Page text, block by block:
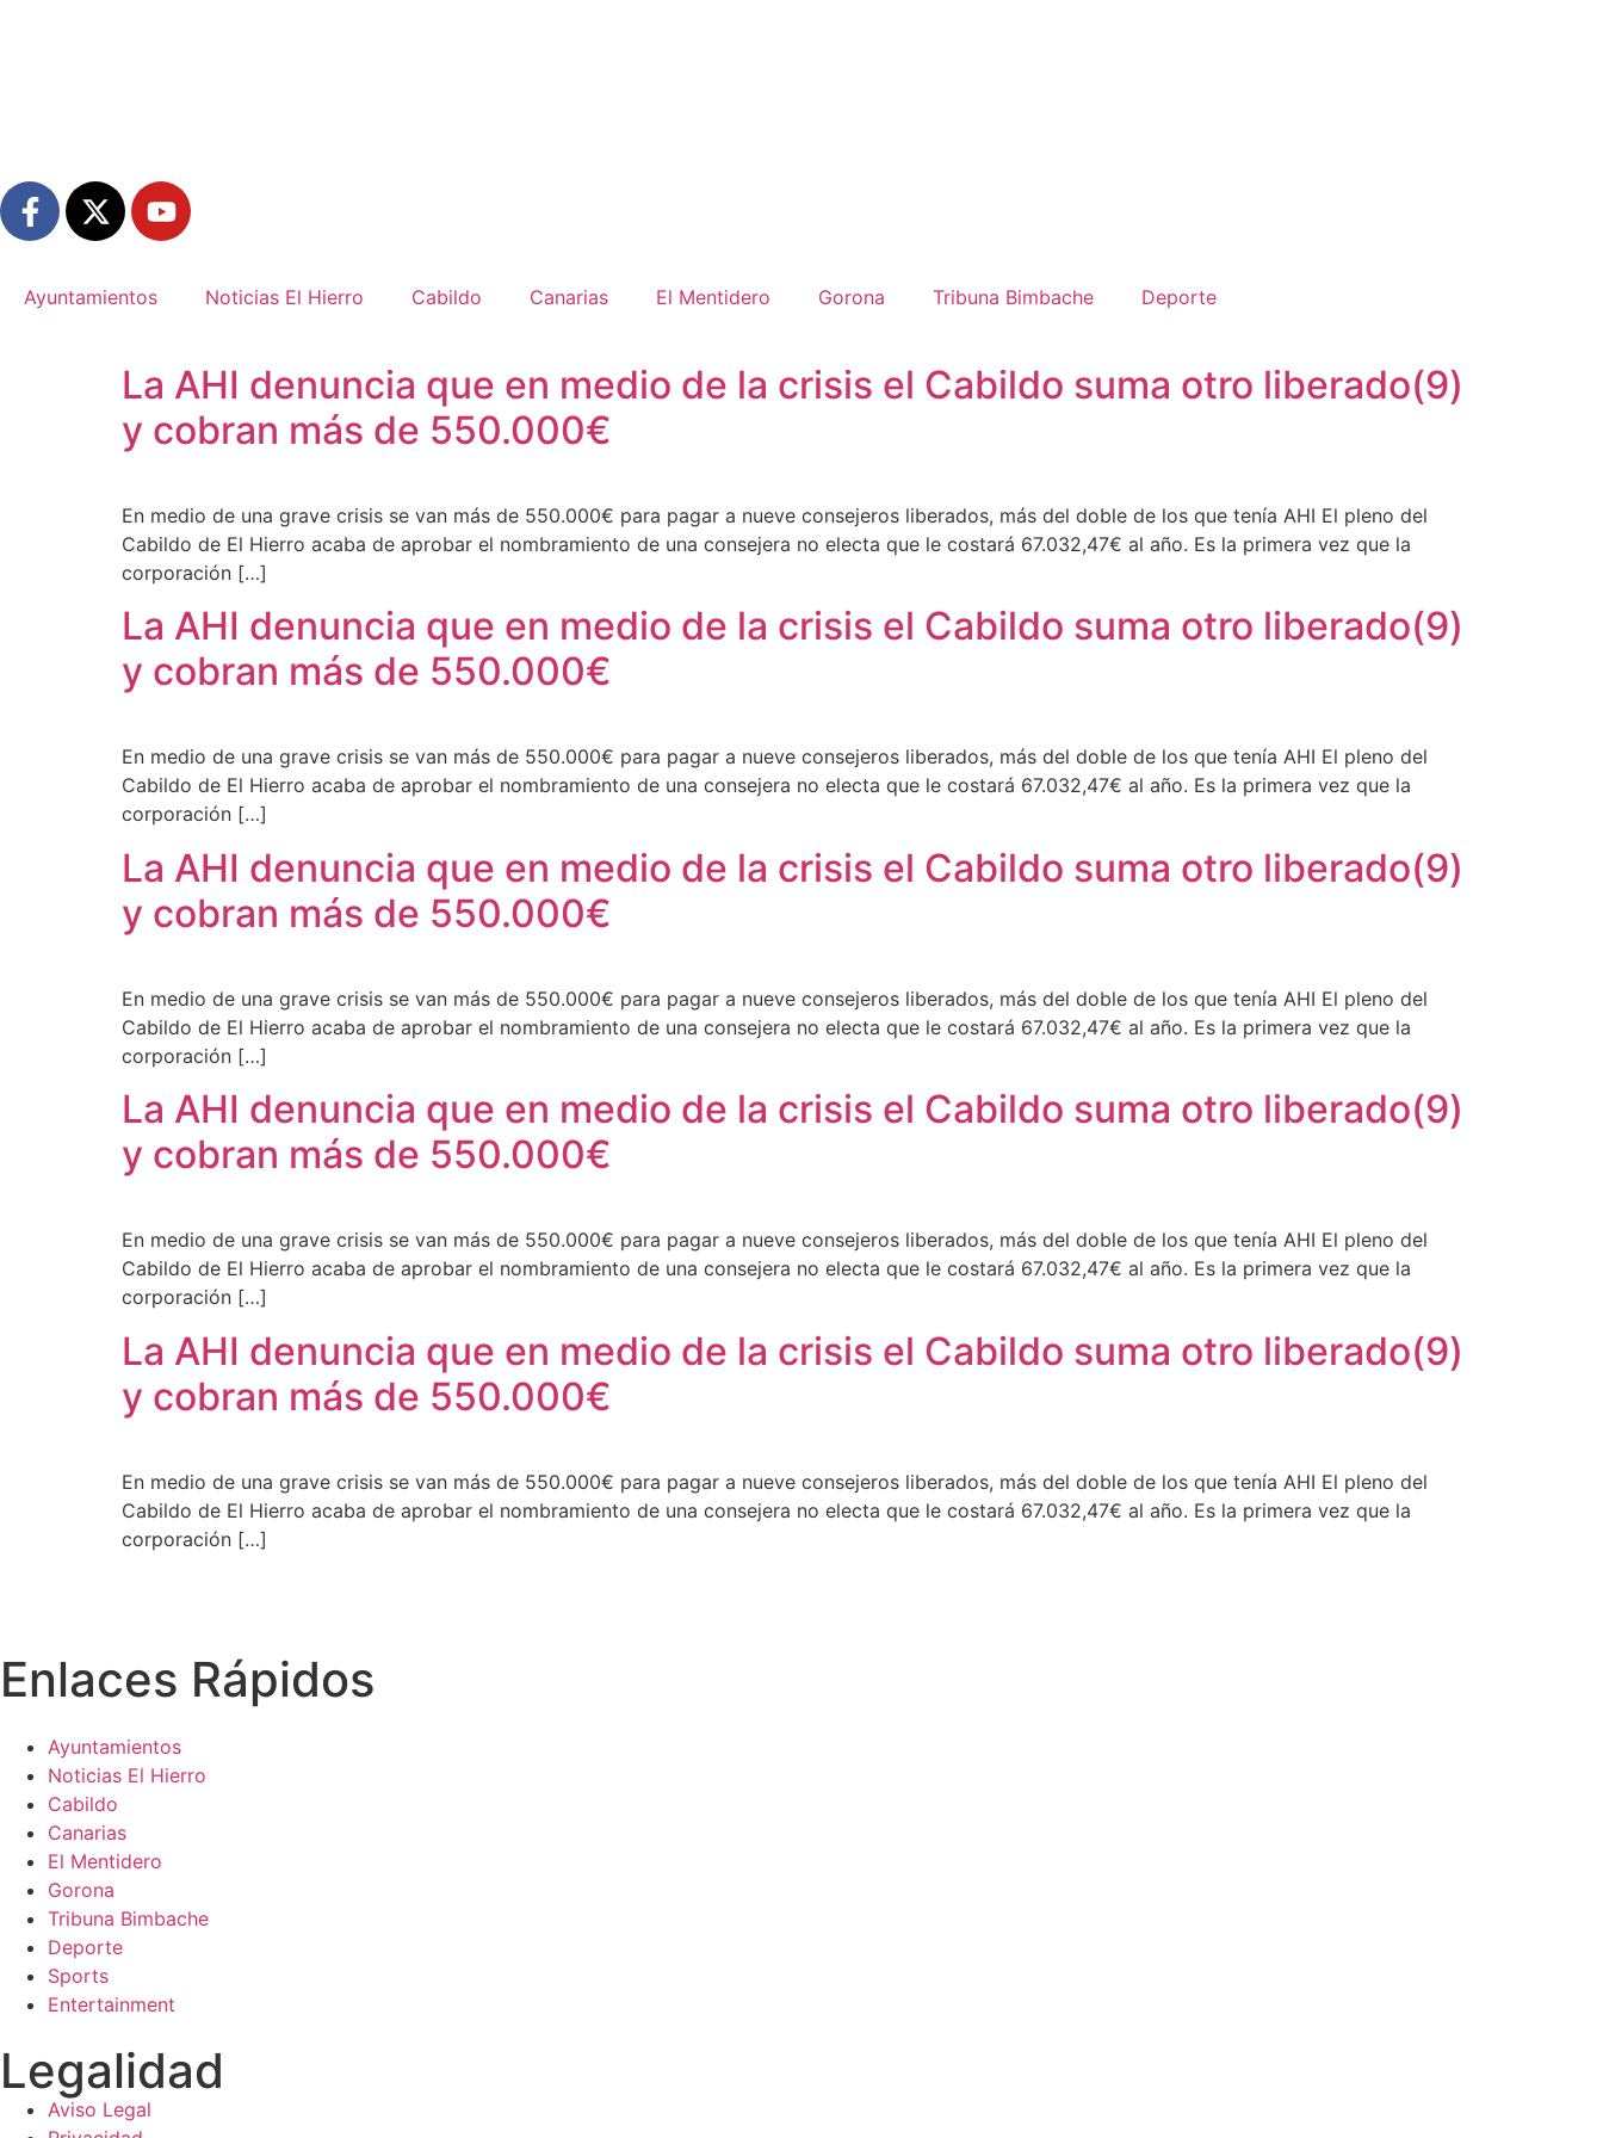
Ayuntamientos Noticias El Hierro Cabildo Canarias El Mentidero Gorona Tribuna Bimbache Deporte
La AHI denuncia que en medio de la crisis el Cabildo suma otro liberado(9)
y cobran más de 550.000€
En medio de una grave crisis se van más de 550.000€ para pagar a nueve consejeros liberados, más del doble de los que tenía AHI El pleno del
Cabildo de El Hierro acaba de aprobar el nombramiento de una consejera no electa que le costará 67.032,47€ al año. Es la primera vez que la
corporación […]
La AHI denuncia que en medio de la crisis el Cabildo suma otro liberado(9)
y cobran más de 550.000€
En medio de una grave crisis se van más de 550.000€ para pagar a nueve consejeros liberados, más del doble de los que tenía AHI El pleno del
Cabildo de El Hierro acaba de aprobar el nombramiento de una consejera no electa que le costará 67.032,47€ al año. Es la primera vez que la
corporación […]
La AHI denuncia que en medio de la crisis el Cabildo suma otro liberado(9)
y cobran más de 550.000€
En medio de una grave crisis se van más de 550.000€ para pagar a nueve consejeros liberados, más del doble de los que tenía AHI El pleno del
Cabildo de El Hierro acaba de aprobar el nombramiento de una consejera no electa que le costará 67.032,47€ al año. Es la primera vez que la
corporación […]
La AHI denuncia que en medio de la crisis el Cabildo suma otro liberado(9)
y cobran más de 550.000€
En medio de una grave crisis se van más de 550.000€ para pagar a nueve consejeros liberados, más del doble de los que tenía AHI El pleno del
Cabildo de El Hierro acaba de aprobar el nombramiento de una consejera no electa que le costará 67.032,47€ al año. Es la primera vez que la
corporación […]
La AHI denuncia que en medio de la crisis el Cabildo suma otro liberado(9)
y cobran más de 550.000€
En medio de una grave crisis se van más de 550.000€ para pagar a nueve consejeros liberados, más del doble de los que tenía AHI El pleno del
Cabildo de El Hierro acaba de aprobar el nombramiento de una consejera no electa que le costará 67.032,47€ al año. Es la primera vez que la
corporación […]
Enlaces Rápidos
Ayuntamientos
Noticias El Hierro
Cabildo
Canarias
El Mentidero
Gorona
Tribuna Bimbache
Deporte
Sports
Entertainment
Legalidad
Aviso Legal